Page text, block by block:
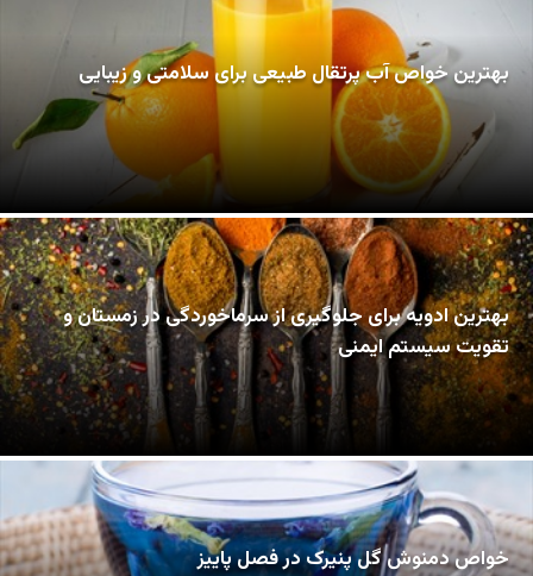
بهترین خواص آب پرتقال طبیعی برای سلامتی و زیبایی
بهترین ادویه برای جلوگیری از سرماخوردگی در زمستان و
تقویت سیستم ایمنی
خواص دمنوش گل پنیرک در فصل پاییز